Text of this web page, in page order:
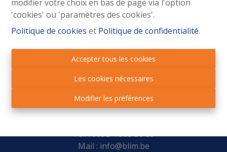
modifier votre choix en bas de page via l'option
'cookies' ou 'paramètres des cookies'.
Politique de cookies et Politique de confidentialité.
Accepter tous les cookies
Les cookies nécessaires
Modifier les préférences
et de vous orienter vers les professionnels compétents
Tel. : 0032 4 383 56 59
Mail : info@blim.be